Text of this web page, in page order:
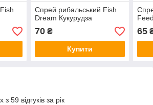
Спрей рибальський Fish
Dream Кукурудза
70₴
Купити
65
59 відгуків за рік